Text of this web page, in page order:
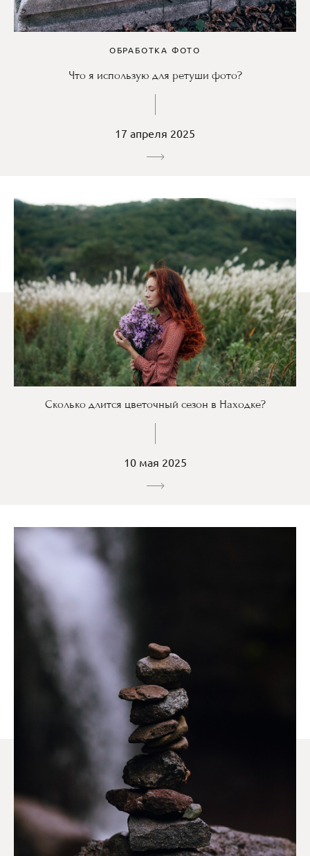
ОБРАБОТКА ФОТО
Что я использую для ретуши фото?
17 апреля 2025
Сколько длится цветочный сезон в Находке?
10 мая 2025